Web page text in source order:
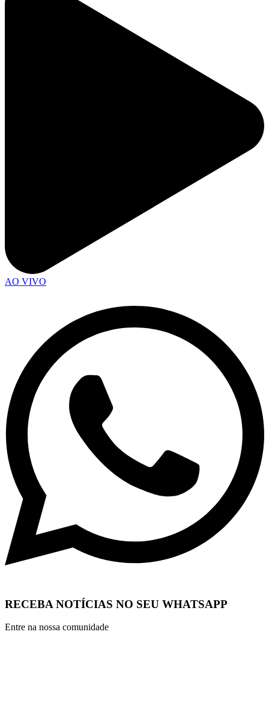
AO VIVO
RECEBA NOTÍCIAS NO SEU WHATSAPP
Entre na nossa comunidade